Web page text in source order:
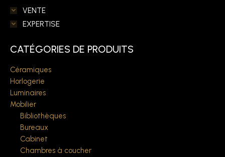
VENTE
EXPERTISE
CATÉGORIES DE PRODUITS
Céramiques
Horlogerie
Luminaires
Mobilier
Bibliothèques
Bureaux
Cabinet
Chambres à coucher